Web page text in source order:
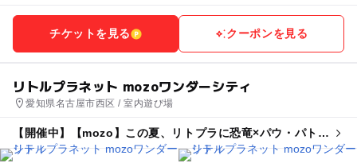
チケットを見る クーポンを見る
リトルプラネット mozoワンダーシティ
愛知県名古屋市西区 / 室内遊び場
【開催中】【mozo】この夏、リトプラに恐竜×パウ・パトロ
ールがやってくる!